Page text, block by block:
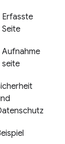
Erfasste
Seite
Aufnahme
seite